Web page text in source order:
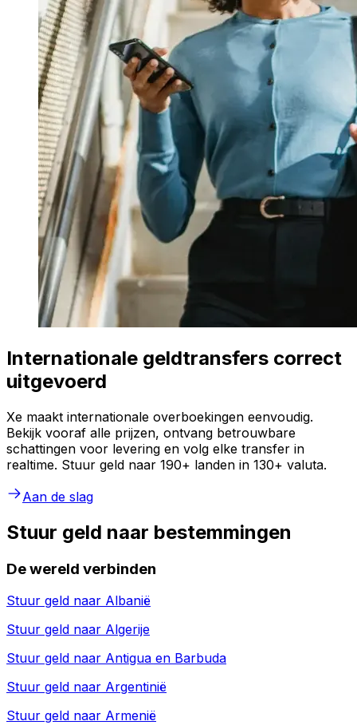
Internationale geldtransfers correct
uitgevoerd
Xe maakt internationale overboekingen eenvoudig.
Bekijk vooraf alle prijzen, ontvang betrouwbare
schattingen voor levering en volg elke transfer in
realtime. Stuur geld naar 190+ landen in 130+ valuta.
Aan de slag
Stuur geld naar bestemmingen
De wereld verbinden
Stuur geld naar Albanië
Stuur geld naar Algerije
Stuur geld naar Antigua en Barbuda
Stuur geld naar Argentinië
Stuur geld naar Armenië